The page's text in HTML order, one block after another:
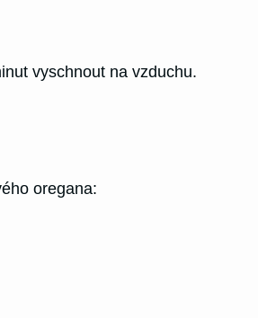
vyschnout na vzduchu.
oregana: